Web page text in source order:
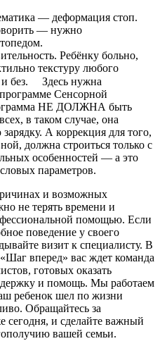
— деформация стоп.
— нужно
Ребёнку больно,
текстуру любого
без. ⠀ Здесь нужна
Сенсорной
НЕ ДОЛЖНА быть
в таком случае, она
А коррекция для того,
должна строиться только с
особенностей — а это
параметров.
и возможных
не терять времени и
помощью. Если
поведение у своего
визит к специалисту. В
вперед» вас ждет команда
готовых оказать
и помощь. Мы работаем
ребенок шел по жизни
Обращайтесь за
сегодня, и сделайте важный
вашей семьи.